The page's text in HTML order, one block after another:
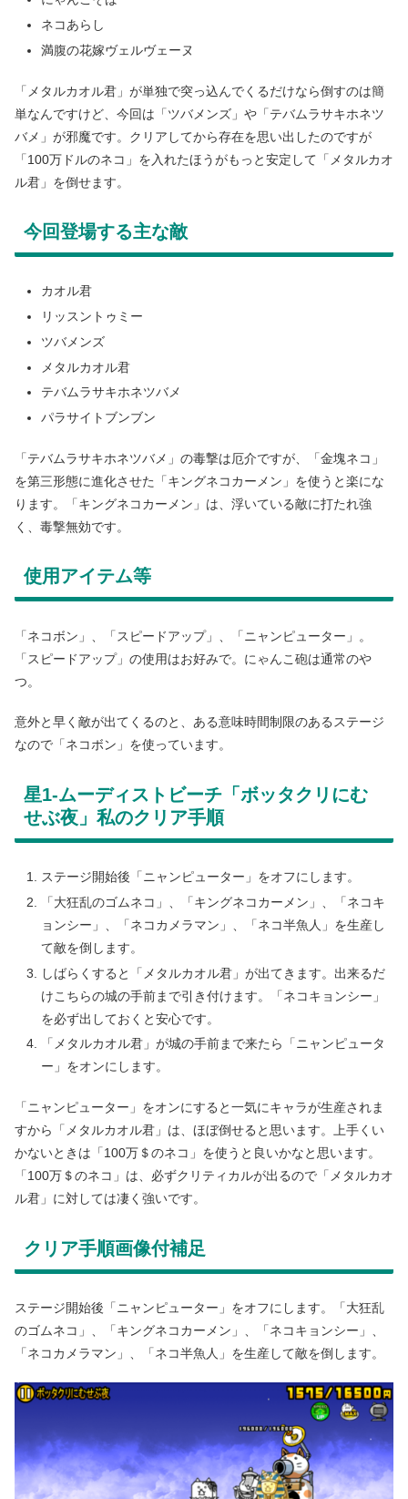
ネコあらし
満腹の花嫁ヴェルヴェーヌ
「メタルカオル君」が単独で突っ込んでくるだけなら倒すのは簡
単なんですけど、今回は「ツバメンズ」や「テバムラサキホネツ
バメ」が邪魔です。クリアしてから存在を思い出したのですが
「100万ドルのネコ」を入れたほうがもっと安定して「メタルカオ
ル君」を倒せます。
今回登場する主な敵
カオル君
リッスントゥミー
ツバメンズ
メタルカオル君
テバムラサキホネツバメ
パラサイトブンブン
「テバムラサキホネツバメ」の毒撃は厄介ですが、「金塊ネコ」
を第三形態に進化させた「キングネコカーメン」を使うと楽にな
ります。「キングネコカーメン」は、浮いている敵に打たれ強
く、毒撃無効です。
使用アイテム等
「ネコボン」、「スピードアップ」、「ニャンピューター」。
「スピードアップ」の使用はお好みで。にゃんこ砲は通常のや
つ。
意外と早く敵が出てくるのと、ある意味時間制限のあるステージ
なので「ネコボン」を使っています。
星1-ムーディストビーチ「ボッタクリにむ
せぶ夜」私のクリア手順
ステージ開始後「ニャンピューター」をオフにします。
「大狂乱のゴムネコ」、「キングネコカーメン」、「ネコキ
ョンシー」、「ネコカメラマン」、「ネコ半魚人」を生産し
て敵を倒します。
しばらくすると「メタルカオル君」が出てきます。出来るだ
けこちらの城の手前まで引き付けます。「ネコキョンシー」
を必ず出しておくと安心です。
「メタルカオル君」が城の手前まで来たら「ニャンピュータ
ー」をオンにします。
「ニャンピューター」をオンにすると一気にキャラが生産されま
すから「メタルカオル君」は、ほぼ倒せると思います。上手くい
かないときは「100万＄のネコ」を使うと良いかなと思います。
「100万＄のネコ」は、必ずクリティカルが出るので「メタルカオ
ル君」に対しては凄く強いです。
クリア手順画像付補足
ステージ開始後「ニャンピューター」をオフにします。「大狂乱
のゴムネコ」、「キングネコカーメン」、「ネコキョンシー」、
「ネコカメラマン」、「ネコ半魚人」を生産して敵を倒します。